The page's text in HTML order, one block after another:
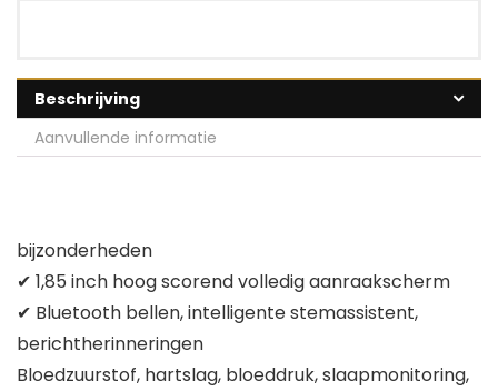
Beschrijving
Aanvullende informatie
bijzonderheden
✔ 1,85 inch hoog scorend volledig aanraakscherm
✔ Bluetooth bellen, intelligente stemassistent,
berichtherinneringen
Bloedzuurstof, hartslag, bloeddruk, slaapmonitoring,